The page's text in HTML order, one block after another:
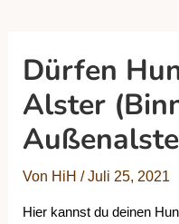
Dürfen
Alster
Von HiH /Juli 25, 2021
Hier kannst du deinen